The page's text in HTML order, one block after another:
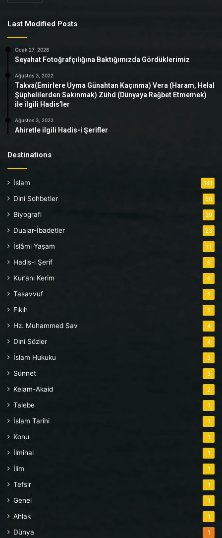
Last Modified Posts
Ocak 27, 2026
Seyahat Fotoğrafçılığına Baktığımızda Gördüklerimiz
Ağustos 3, 2022
Takva(Emirlere Uyma Günahtan Kaçınma) Vera (Haram, Helal
Şüphelilerden Sakınmak) Zühd (Dünyaya Rağbet Etmemek)
ile ilgili Hadis’ler
Ağustos 3, 2022
Ahiretle ilgili Hadis-i Şerifler
Destinations
İslam 141
Dini Sohbetler 50
Biyografi 39
Dualar-İbadetler 23
İslâmi Yaşam 11
Hadis-i Şerif 6
Kur’anı Kerim 6
Tasavvuf 5
Fıkıh 5
Hz. Muhammed Sav 4
Dini Sözler 4
İslam Hukuku 3
Sünnet 3
Kelam-Akaid 2
Talebe 1
İslam Tarihi 1
Konu 1
İlmihal 1
İlim 1
Tefsir 1
Genel 1
Ahlak 1
Dünya 1